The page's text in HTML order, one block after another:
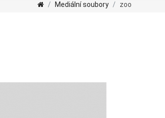
Mediální soubory zoo